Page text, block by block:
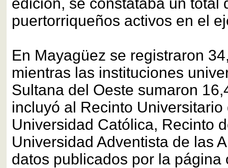
puertorriqueños activos en el
En Mayagüez se registraron
mientras las instituciones
Sultana del Oeste sumaron
incluyó al Recinto
Universidad Católica, Recinto
Universidad Adventista de las
datos publicados por la página